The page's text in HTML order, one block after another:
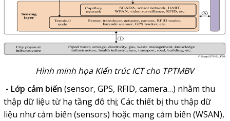
Hình minh họa Kiến trúc ICT cho TPTMBV
- Lớp cảm biến (sensor, GPS, RFID, camera…) nhằm thu
thập dữ liệu từ hạ tầng đô thị; Các thiết bị thu thập dữ
liệu như cảm biến (sensors) hoặc mạng cảm biến (WSAN),